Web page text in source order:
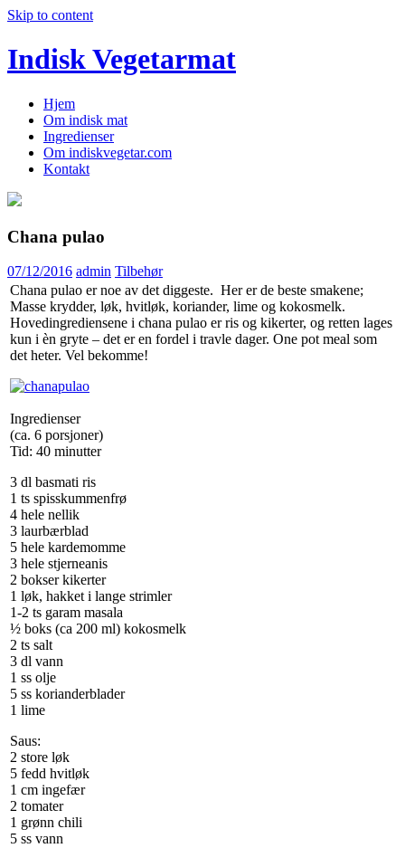
Skip to content
Indisk Vegetarmat
Hjem
Om indisk mat
Ingredienser
Om indiskvegetar.com
Kontakt
Chana pulao
07/12/2016 admin Tilbehør
Chana pulao er noe av det diggeste. Her er de beste smakene;
Masse krydder, løk, hvitløk, koriander, lime og kokosmelk.
Hovedingrediensene i chana pulao er ris og kikerter, og retten lages
kun i èn gryte – det er en fordel i travle dager. One pot meal som
det heter. Vel bekomme!
Ingredienser
(ca. 6 porsjoner)
Tid: 40 minutter
3 dl basmati ris
1 ts spisskummenfrø
4 hele nellik
3 laurbærblad
5 hele kardemomme
3 hele stjerneanis
2 bokser kikerter
1 løk, hakket i lange strimler
1-2 ts garam masala
½ boks (ca 200 ml) kokosmelk
2 ts salt
3 dl vann
1 ss olje
5 ss korianderblader
1 lime
Saus:
2 store løk
5 fedd hvitløk
1 cm ingefær
2 tomater
1 grønn chili
5 ss vann